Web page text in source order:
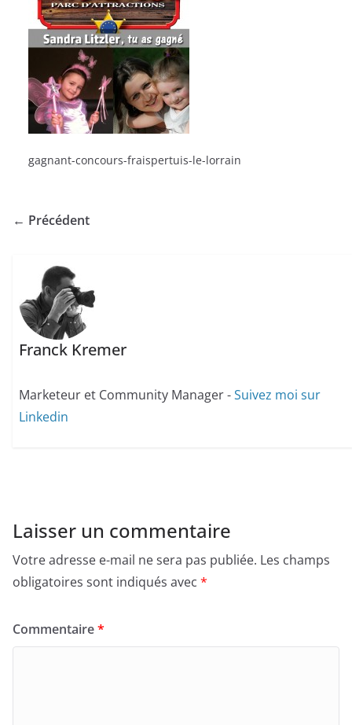
gagnant-concours-fraispertuis-le-lorrain
← Précédent
Franck Kremer
Marketeur et Community Manager -Suivez moi sur
Linkedin
Laisser un commentaire
Votre adresse e-mail ne sera pas publiée. Les champs
obligatoires sont indiqués avec *
Commentaire*